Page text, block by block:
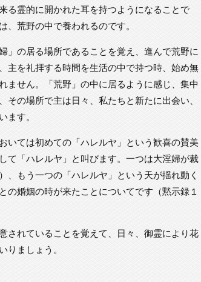
る霊的に開かれた耳を持つようになることで
荒野の中で養われるのです。
」の居る場所であることを覚え、進んで荒野に
主を礼拝する時間を生活の中で持つ時、始め無
ません。「荒野」の中に居るように感じ、集中
の場所で主は日々、私たちと新たに出会い、
す。
いては初めての「ハレルヤ」という歓喜の賛美
て「ハレルヤ」と叫びます。一つは大淫婦が裁
もう一つの「ハレルヤ」という天が揺れ動く
婚姻の時が来たことについてです（黙示録１
されていることを覚えて、日々、御霊により花
ましょう。